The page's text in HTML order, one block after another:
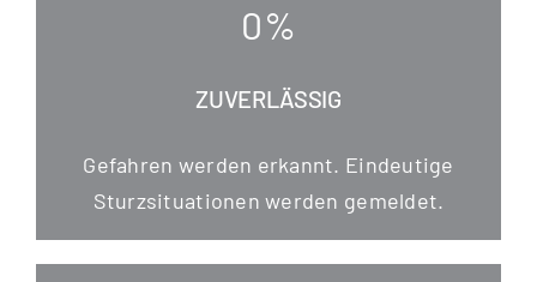
0%
ZUVERLÄSSIG
Gefah­ren wer­den erkannt. Ein­deu­ti­ge
Sturz­si­tua­tio­nen wer­den gemeldet.